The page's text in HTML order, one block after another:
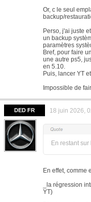
Or, c le seul
backup/
Perso, j'ai juste
un backup
paramètres
Bref, pour faire
une autre ps5,
en 5.10.
Puis, lancer YT
Impossible de
DED FR 18 juin 2026,
En restant
En effet, comme
_la régression
YT)